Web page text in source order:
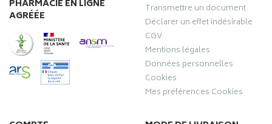
PHARMACIE EN LIGNE
AGRÉÉE
Transmettre un document
Déclarer un effet indésirable
CGV
Mentions légales
Données personnelles
Cookies
Mes préférences Cookies